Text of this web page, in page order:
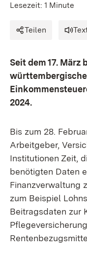
Lesezeit: 1 Minute
Teilen
Seit dem 17. März
2024.
Bis zum 28.
Arbeitgeber,
Institutionen Zeit,
benötigten Daten
Finanzverwaltung
zum Beispiel
Beitragsdaten zur